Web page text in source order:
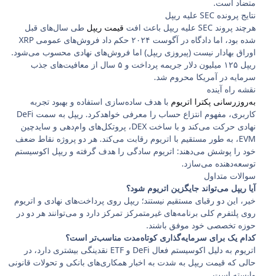
متضاد است.
نتایج پرونده SEC علیه ریپل
هرچند پروند SEC علیه ریپل باعث افت
قیمت ریپل طی سال‌های قبل
شده بود، اما دادگاه در آگوست ۲۰۲۴ حکم داد فروش‌های عمومی XRP
اوراق بهادار نیست (پیروزی ریپل) اما فروش‌های نهادی محسوب می‌شود.
ریپل ۱۲۵ میلیون دلار جریمه پرداخت و ۵ سال از معافیت‌های جذب
سرمایه در آمریکا محروم شد.
نقشه راه آینده
به‌روزرسانی پکترا اتریوم با هدف ساده‌سازی استفاده و بهبود تجربه
کاربری، مفهوم انتزاع حساب را معرفی خواهد‌کرد. ریپل به سمت DeFi
نهادی حرکت می‌کند و با ساخت DEX، پروتکل‌های وام‌دهی و سایدچین
EVM، به طور مستقیم با اتریوم رقابت می‌کند. هر دو پروژه نقاط ضعف
خود را پوشش می‌دهند: اتریوم سادگی را هدف گرفته و ریپل اکوسیستم
توسعه‌دهنده می‌سازد.
سوالات متداول
آیا ریپل می‌تواند جایگزین اتریوم شود؟
خیر، این دو رقبای مستقیم نیستند؛ ریپل روی پرداخت‌های نهادی و اتریوم
روی پلتفرم کلی برنامه‌های غیرمتمرکز تمرکز دارد و می‌توانند هر دو در
حوزه تخصصی خود موفق باشند.
کدام یک برای سرمایه‌گذاری کوتاه‌مدت مناسب‌تر است؟
اتریوم به دلیل اکوسیستم فعال DeFi و ETF نقدینگی بیشتری دارد، در
حالی که قیمت ریپل به شدت به اخبار همکاری‌های بانکی و تحولات قانونی